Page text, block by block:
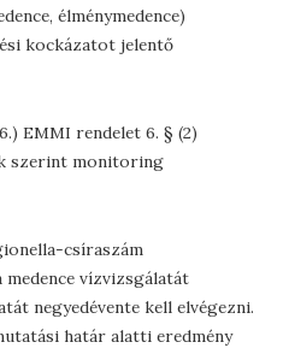
élménymedence)
kockázatot jelentő
EMMI rendelet 6. § (2)
szerint monitoring
csíraszám
medence vízvizsgálatát
negyedévente kell elvégezni.
határ alatti eredmény